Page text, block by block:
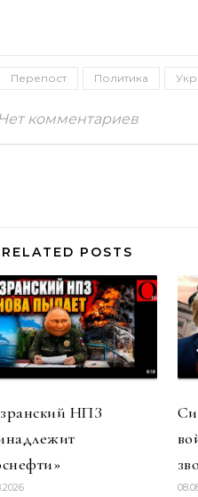
Перепост Политика
комментариев
RELATED POSTS
НПЗ
Си